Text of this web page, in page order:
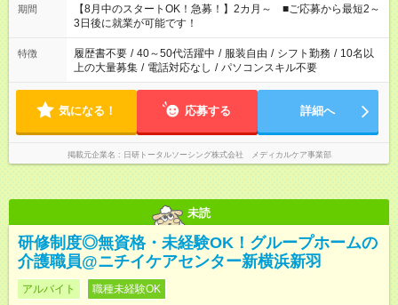
「できれば残業はしたくない」 など、ご希望を教えてください
ね。 ※Wワーク希望の方へ 今ご覧のお仕事で希望する勤務時間
と、もう1つのお仕事の勤務時間。 合計で週40時間を超える場
合は応募できません。
期間
【8月中のスタートOK！急募！】2カ月～ ■ご応募から最短2～
3日後に就業が可能です！
特徴 履歴書不要 / 40～50代活躍中 / 服装自由 / シフト勤務 / 10名以
上の大量募集 / 電話対応なし / パソコンスキル不要
気になる！ 応募する 詳細へ
掲載元企業名 日研トータルソーシング株式会社 メディカルケア事業部
未読
研修制度◎無資格・未経験OK！グループホームの
介護職員@ニチイケアセンター新横浜新羽
アルバイト 職種未経験OK